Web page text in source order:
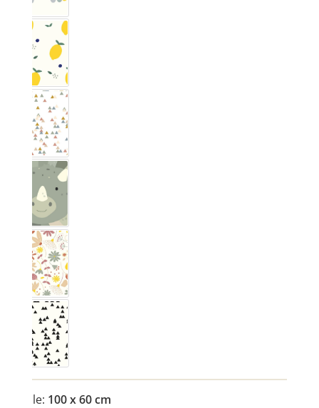
Citron
Triangle pastel
Dino
Fleuri
Triangle
Taille: 100 x 60 cm